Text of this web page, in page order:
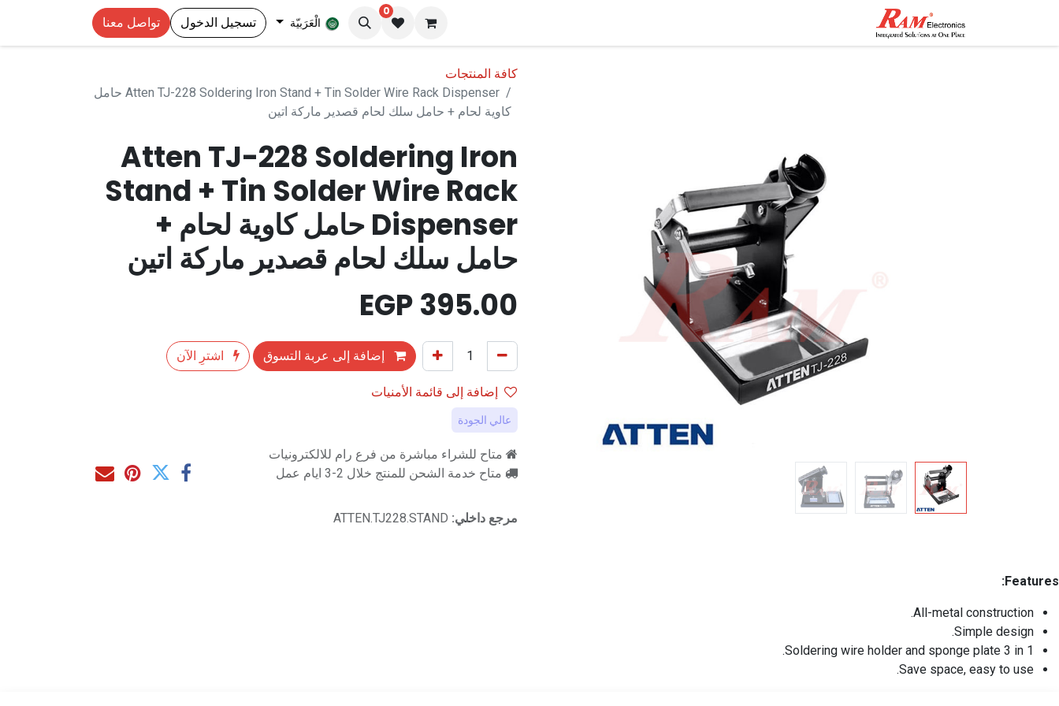
0
الْعَرَبيّة تسجيل الدخول تواصل معنا
كافة المنتجات
Atten TJ-228 Soldering Iron Stand + Tin Solder Wire Rack Dispenser حامل
كاوية لحام + حامل سلك لحام قصدير ماركة اتين
Atten TJ-228 Soldering Iron
Stand + Tin Solder Wire Rack
Dispenser حامل كاوية لحام +
حامل سلك لحام قصدير ماركة اتين
395.00
إضافة إلى عربة التسوق
اشترِ الآن
إضافة إلى قائمة الأمنيات
عالي الجودة
متاح للشراء مباشرة من فرع رام للالكترونيات
متاح خدمة الشحن للمنتج خلال 2-3 ايام عمل
مرجع داخلي: ATTEN.TJ228.STAND
Features:
All-metal construction.
Simple design.
Soldering wire holder and sponge plate 3 in 1.
Save space, easy to use.